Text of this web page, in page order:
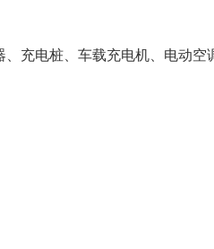
充电桩、车载充电机、电动空